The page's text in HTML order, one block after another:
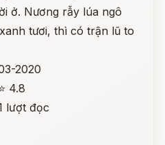
ở. Nương rẫy lúa ngô
tươi, thì có trận lũ to
2020
4.8
lượt đọc